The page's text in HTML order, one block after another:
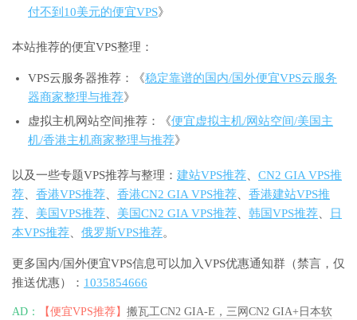
付不到10美元的便宜VPS》
本站推荐的便宜VPS整理：
VPS云服务器推荐：《稳定靠谱的国内/国外便宜VPS云服务
器商家整理与推荐》
虚拟主机网站空间推荐：《便宜虚拟主机/网站空间/美国主
机/香港主机商家整理与推荐》
以及一些专题VPS推荐与整理： 建站VPS推荐
CN2 GIA VPS推
荐
香港VPS推荐 香港CN2 GIA VPS推荐
香港建站VPS推
荐
美国VPS推荐 美国CN2 GIA VPS推荐 韩国VPS推荐
日
本VPS推荐
俄罗斯VPS推荐。
更多国内/国外便宜VPS信息可以加入VPS优惠通知群（禁言，仅
推送优惠）： 1035854666
AD： 【便宜VPS推荐】 搬瓦工CN2 GIA-E，三网CN2 GIA+日本软